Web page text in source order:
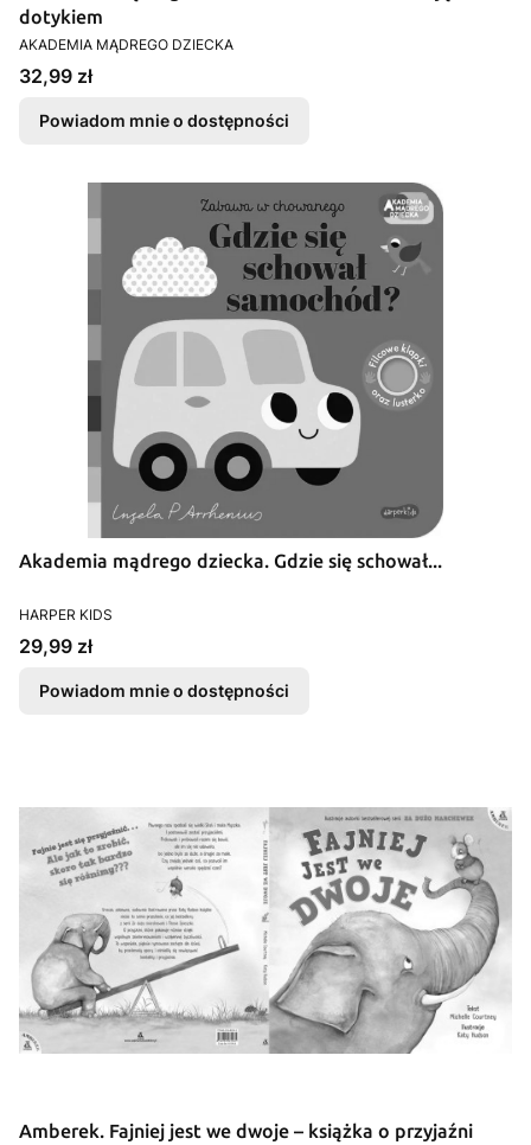
dotykiem
PRODUCENT
AKADEMIA MĄDREGO DZIECKA
Cena
32,99 zł
Powiadom mnie o dostępności
Akademia mądrego dziecka. Gdzie się schował...
PRODUCENT
HARPER KIDS
Cena
29,99 zł
Powiadom mnie o dostępności
Amberek. Fajniej jest we dwoje – książka o przyjaźni